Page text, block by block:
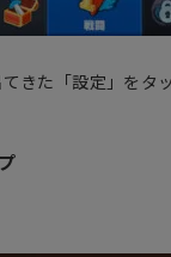
きた「設定」をタ